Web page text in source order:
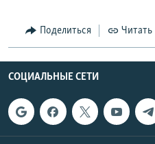
Поделиться Читать
СОЦИАЛЬНЫЕ СЕТИ